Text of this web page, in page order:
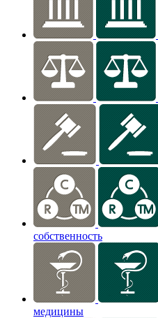
собственность
медицины